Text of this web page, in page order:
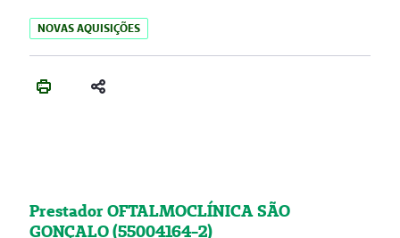
NOVAS AQUISIÇÕES
Prestador OFTALMOCLÍNICA SÃO
GONÇALO (55004164-2)